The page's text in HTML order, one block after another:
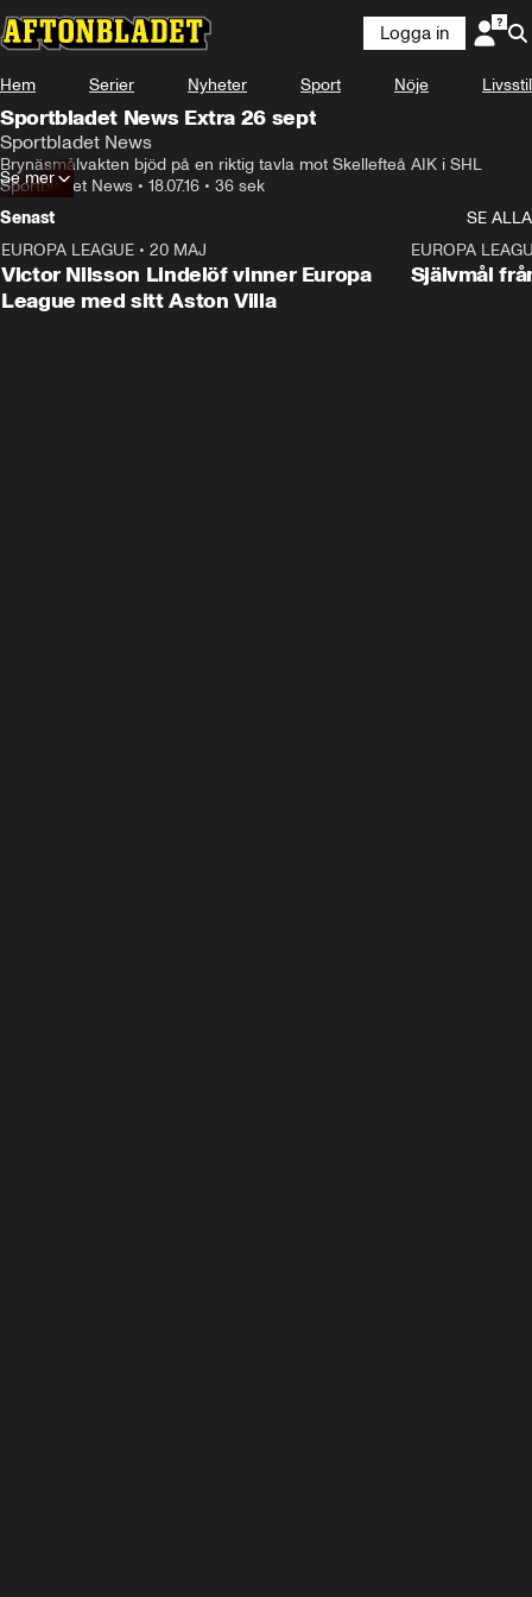
Logga in
Hem Serier Nyheter Sport Nöje Livsstil
Sportbladet News Extra 26 sept
Sportbladet News
Brynäsmålvakten bjöd på en riktig tavla mot Skellefteå AIK i SHL
Sportbladet News • 18.07.16 • 36 sek
Se mer
Senast
SE ALLA
EUROPA LEAGUE • 20 MAJ
Victor Nilsson Lindelöf vinner Europa
League med sitt Aston Villa
EUROPA
Självmål